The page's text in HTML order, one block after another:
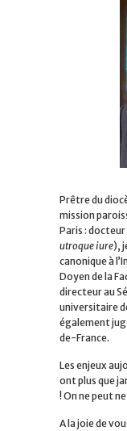
Prêtre du
mission
Paris :
utroque iure),
canonique à
Doyen de la
directeur au
universitaire
également
de-France.
Les enjeux
ont plus que
! On ne peut
A la joie de